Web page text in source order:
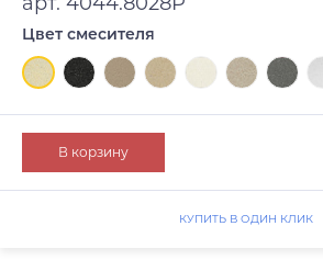
Цвет смесителя
В корзину
КУПИТЬ В ОДИН КЛИК